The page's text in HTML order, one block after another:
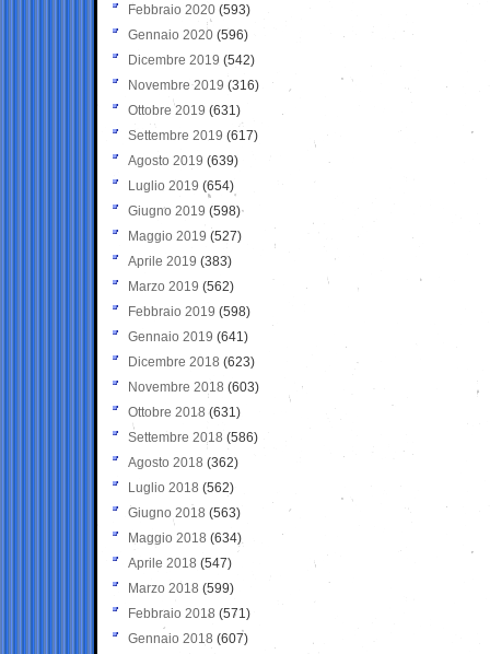
Febbraio 2020 (593)
Gennaio 2020 (596)
Dicembre 2019 (542)
Novembre 2019 (316)
Ottobre 2019 (631)
Settembre 2019 (617)
Agosto 2019 (639)
Luglio 2019 (654)
Giugno 2019 (598)
Maggio 2019 (527)
Aprile 2019 (383)
Marzo 2019 (562)
Febbraio 2019 (598)
Gennaio 2019 (641)
Dicembre 2018 (623)
Novembre 2018 (603)
Ottobre 2018 (631)
Settembre 2018 (586)
Agosto 2018 (362)
Luglio 2018 (562)
Giugno 2018 (563)
Maggio 2018 (634)
Aprile 2018 (547)
Marzo 2018 (599)
Febbraio 2018 (571)
Gennaio 2018 (607)